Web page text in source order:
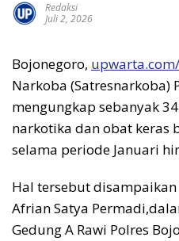
Redaksi
Juli 2, 2026
Bojonegoro, upwarta.com/
Narkoba (Satresnarkoba)
mengungkap sebanyak
narkotika dan obat keras
selama periode Januari
Hal tersebut disampaikan
Afrian Satya
Gedung A Rawi Polres